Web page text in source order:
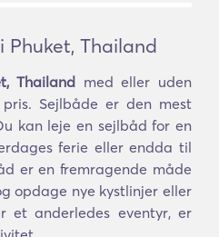
Phuket, Thailand
Thailand med eller uden
Sejlbåde er den mest
kan leje en sejlbåd for en
ferie eller endda til
er en fremragende måde
opdage nye kystlinjer eller
et anderledes eventyr, er